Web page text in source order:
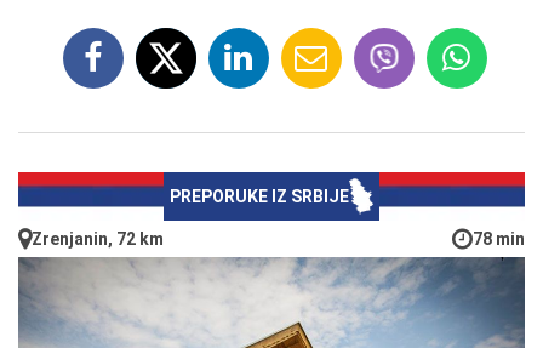
PREPORUKE IZ SRBIJE
Zrenjanin, 72 km 78 min